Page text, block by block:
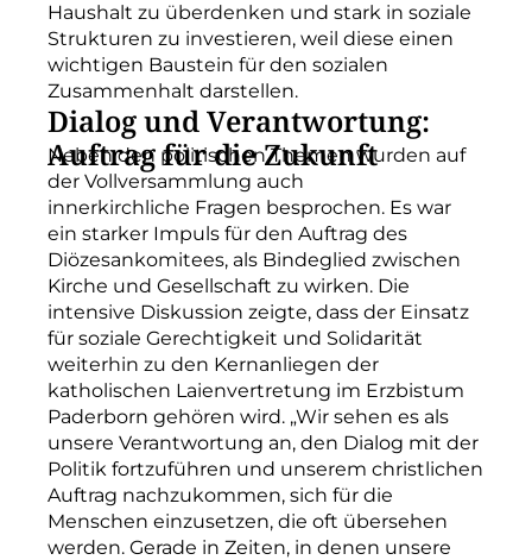
Haushalt zu überdenken und stark in soziale
Strukturen zu investieren, weil diese einen
wichtigen Baustein für den sozialen
Zusammenhalt darstellen.
Dialog und Verantwortung:
Auftrag für die Zukunft
Neben den politischen Themen wurden auf
der Vollversammlung auch
innerkirchliche Fragen besprochen. Es war
ein starker Impuls für den Auftrag des
Diözesankomitees, als Bindeglied zwischen
Kirche und Gesellschaft zu wirken. Die
intensive Diskussion zeigte, dass der Einsatz
für soziale Gerechtigkeit und Solidarität
weiterhin zu den Kernanliegen der
katholischen Laienvertretung im Erzbistum
Paderborn gehören wird. „Wir sehen es als
unsere Verantwortung an, den Dialog mit der
Politik fortzuführen und unserem christlichen
Auftrag nachzukommen, sich für die
Menschen einzusetzen, die oft übersehen
werden. Gerade in Zeiten, in denen unsere